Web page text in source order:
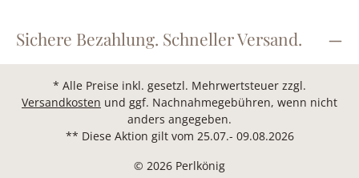
Sichere Bezahlung. Schneller Versand.
© 2026 Perlkönig
* Alle Preise inkl. gesetzl. Mehrwertsteuer zzgl.
Versandkosten und ggf. Nachnahmegebühren, wenn nicht
anders angegeben.
** Diese Aktion gilt vom 25.07.- 09.08.2026